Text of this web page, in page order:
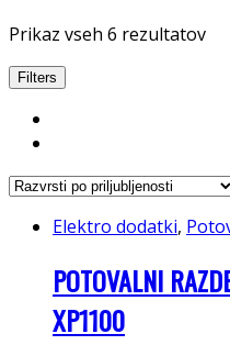
Prikaz vseh 6 rezultatov
Filters
Elektro dodatki,
POTOVALNI
XP1100